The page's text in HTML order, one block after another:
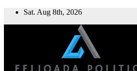
Skip
Sat. Aug 8th, 2026